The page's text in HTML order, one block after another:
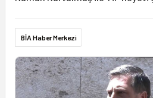
BİA Haber Merkezi